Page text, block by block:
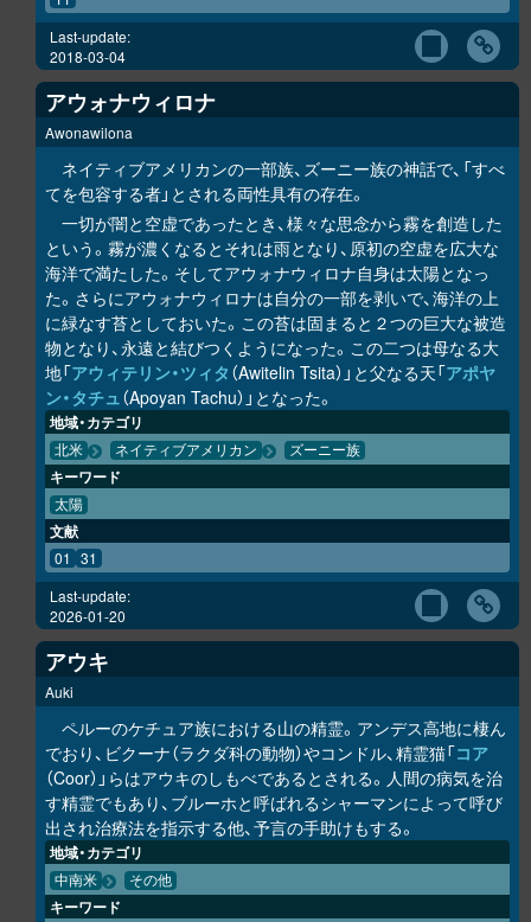
Last-update:
2018-03-04
アウォナウィロナ
Awonawilona
ネイティブアメリカンの一部族、ズーニー族の神話で、「すべ
てを包容する者」とされる両性具有の存在。
一切が闇と空虚であったとき、様々な思念から霧を創造した
という。霧が濃くなるとそれは雨となり、原初の空虚を広大な
海洋で満たした。そしてアウォナウィロナ自身は太陽となっ
た。さらにアウォナウィロナは自分の一部を剥いで、海洋の上
に緑なす苔としておいた。この苔は固まると２つの巨大な被造
物となり、永遠と結びつくようになった。この二つは母なる大
地「アウィテリン・ツィタ （Awitelin Tsita）」と父なる天「アポヤ
ン・タチュ（Apoyan Tachu）」となった。
地域・カテゴリ
北米 ネイティブアメリカン ズーニー族
キーワード
太陽
文献
01 31
Last-update:
2026-01-20
アウキ
Auki
ペルーのケチュア族における山の精霊。アンデス高地に棲ん
でおり、ビクーナ（ラクダ科の動物）やコンドル、精霊猫「コア
（Coor）」らはアウキのしもべであるとされる。人間の病気を治
す精霊でもあり、ブルーホと呼ばれるシャーマンによって呼び
出され治療法を指示する他、予言の手助けもする。
地域・カテゴリ
中南米 その他
キーワード